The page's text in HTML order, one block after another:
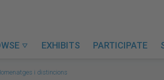
 EXHIBITS PARTICIPATE
i distincions